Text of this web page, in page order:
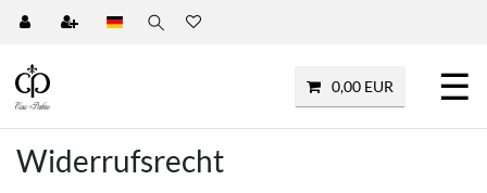
0,00 EUR ☰
Widerrufs­recht